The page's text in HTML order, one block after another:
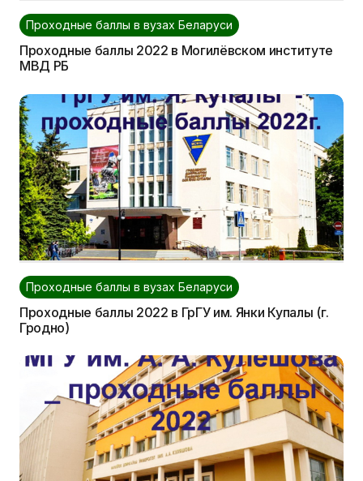
Проходные баллы в вузах Беларуси
Проходные баллы 2022 в Могилёвском институте
МВД РБ
Проходные баллы в вузах Беларуси
Проходные баллы 2022 в ГрГУ им. Янки Купалы (г.
Гродно)